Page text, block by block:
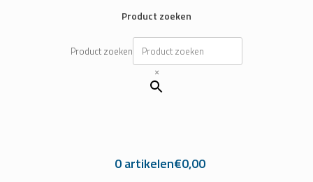
Product zoeken
Product zoeken
×
0 artikelen€0,00